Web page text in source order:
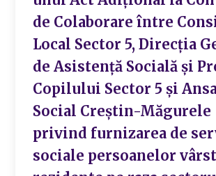
de Colaborare între
Local Sector 5, Direcția
de Asistență Socială și
Copilului Sector 5 și
Social Creștin-Măgurele
privind furnizarea de
sociale persoanelor